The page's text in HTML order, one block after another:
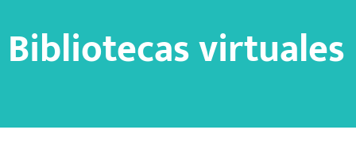
Bibliotecas virtuales